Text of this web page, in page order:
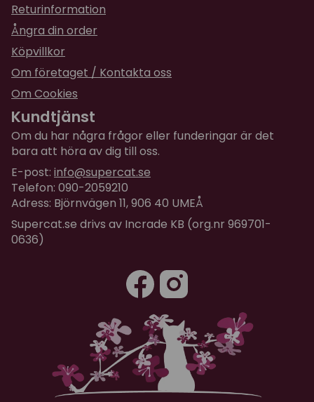
Returinformation
Ångra din order
Köpvillkor
Om företaget / Kontakta oss
Om Cookies
Kundtjänst
Om du har några frågor eller funderingar är det
bara att höra av dig till oss.
E-post: info@supercat.se
Telefon: 090-2059210
Adress: Björnvägen 11, 906 40 UMEÅ
Supercat.se drivs av Incrade KB (org.nr 969701-
0636)